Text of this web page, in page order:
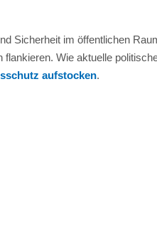
Sicherheit im öffentlichen
flankieren. Wie aktuelle
aufstocken.